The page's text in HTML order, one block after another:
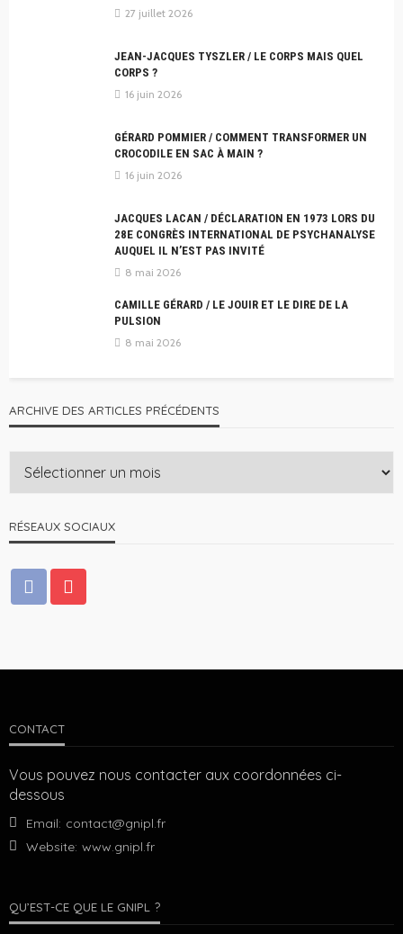
27 juillet 2026
JEAN-JACQUES TYSZLER / LE CORPS MAIS QUEL
CORPS ?
16 juin 2026
GÉRARD POMMIER / COMMENT TRANSFORMER UN
CROCODILE EN SAC À MAIN ?
16 juin 2026
JACQUES LACAN / DÉCLARATION EN 1973 LORS DU
28E CONGRÈS INTERNATIONAL DE PSYCHANALYSE
AUQUEL IL N’EST PAS INVITÉ
8 mai 2026
CAMILLE GÉRARD / LE JOUIR ET LE DIRE DE LA
PULSION
8 mai 2026
ARCHIVE DES ARTICLES PRÉCÉDENTS
RÉSEAUX SOCIAUX
CONTACT
Vous pouvez nous contacter aux coordonnées ci-
dessous
Email: contact@gnipl.fr
Website: www.gnipl.fr
QU’EST-CE QUE LE GNIPL ?